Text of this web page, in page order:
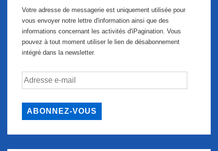
Votre adresse de messagerie est uniquement utilisée pour
vous envoyer notre lettre d'information ainsi que des
informations concernant les activités d'iPagination. Vous
pouvez à tout moment utiliser le lien de désabonnement
intégré dans la newsletter.
Adresse
ABONNEZ-VOUS